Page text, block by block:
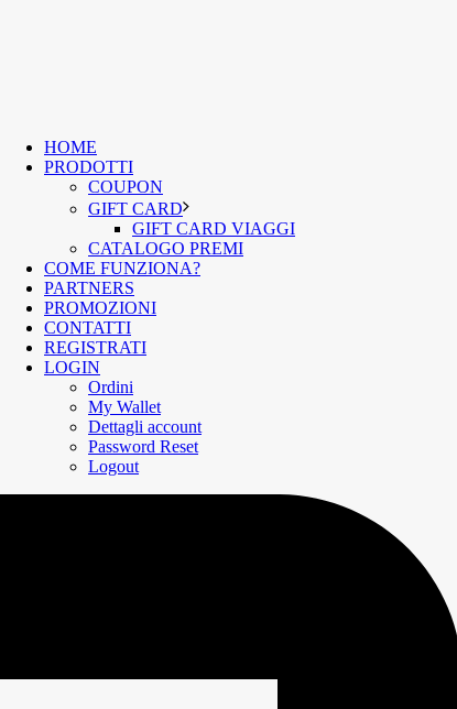
HOME
PRODOTTI
COUPON
GIFT CARD
GIFT CARD VIAGGI
CATALOGO PREMI
COME FUNZIONA?
PARTNERS
PROMOZIONI
CONTATTI
REGISTRATI
LOGIN
Ordini
My Wallet
Dettagli account
Password Reset
Logout